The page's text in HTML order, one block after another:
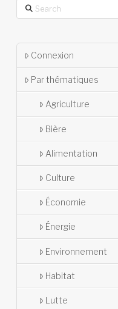
Search
Connexion
Par thématiques
Agriculture
Bière
Alimentation
Culture
Économie
Énergie
Environnement
Habitat
Lutte